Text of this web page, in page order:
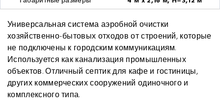
Универсальная система аэробной очистки
хозяйственно-бытовых отходов от строений, которые
не подключены к городским коммуникациям.
Используется как канализация промышленных
объектов. Отличный септик для кафе и гостиницы,
других коммерческих сооружений одиночного и
комплексного типа.